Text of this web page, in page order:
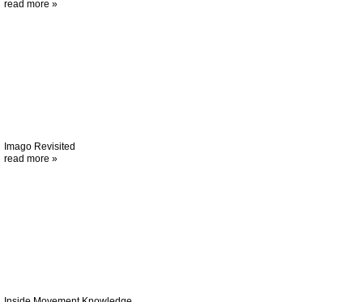
read more »
Imago Revisited
read more »